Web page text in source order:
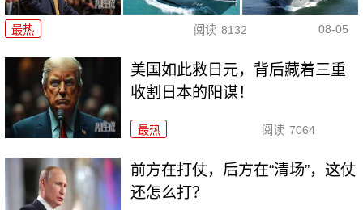
最热 阅读 8132 08-05
美国如此救日元，背后藏着三重
收割日本的阳谋！
最热 阅读 7064
前方在打仗，后方在“清场”，这仗
还怎么打？